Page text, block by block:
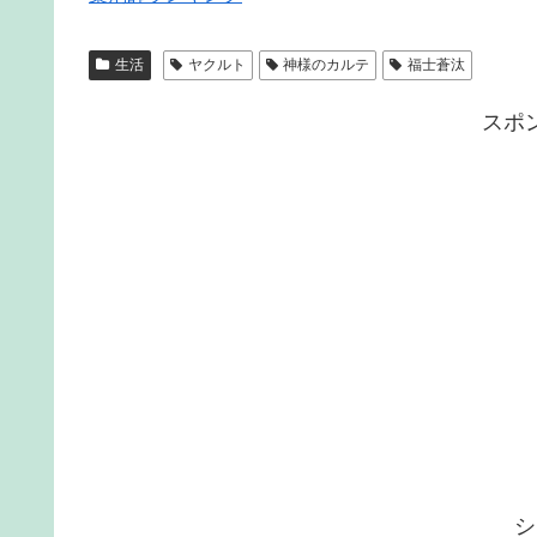
生活 ヤクルト 神様のカルテ 福士蒼汰
スポ